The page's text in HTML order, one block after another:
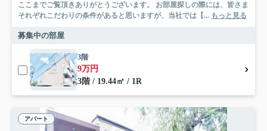
ここまでご覧頂きありがとうございます。 お部屋探しの際には、皆さま
それぞれこだわりの条件があると思いますが、当社では【... もっと見る
募集中の部屋
3階
9万円
3階 / 19.44㎡ / 1R
アパート